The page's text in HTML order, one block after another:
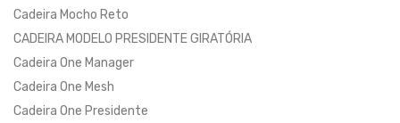
Cadeira Mocho Reto
CADEIRA MODELO PRESIDENTE GIRATÓRIA
Cadeira One Manager
Cadeira One Mesh
Cadeira One Presidente